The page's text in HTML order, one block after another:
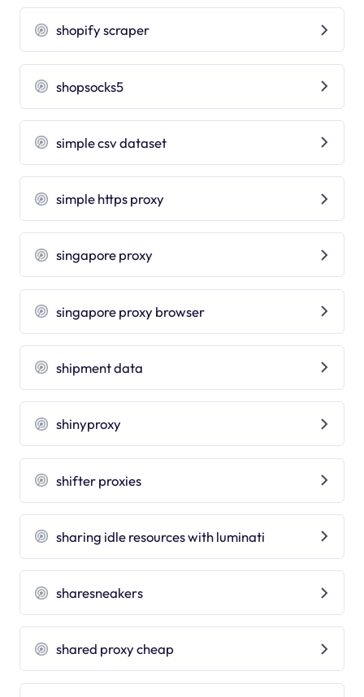
shopify scraper
shopsocks5
simple csv dataset
simple https proxy
singapore proxy
singapore proxy browser
shipment data
shinyproxy
shifter proxies
sharing idle resources with luminati
sharesneakers
shared proxy cheap